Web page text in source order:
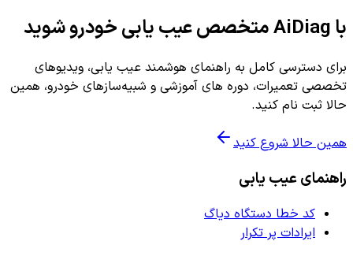
با AiDiag متخصص عیب یابی خودرو شوید
برای دسترسی کامل به راهنمای هوشمند عیب یابی، ویدیوهای
تخصصی تعمیرات، دوره های آموزشی و شبیه‌سازهای خودرو، همین
حالا ثبت نام کنید.
همین حالا شروع کنید
راهنمای عیب یابی
کد خطا دستگاه دیاگ
ایرادات پر تکرار